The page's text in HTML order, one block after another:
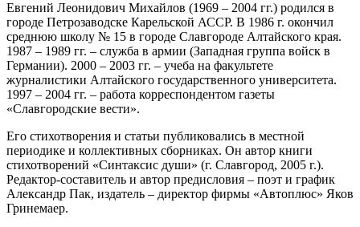
Евгений Леонидович Михайлов (1969 – 2004 гг.) родился в
городе Петрозаводске Карельской АССР. В 1986 г. окончил
среднюю школу № 15 в городе Славгороде Алтайского края.
1987 – 1989 гг. – служба в армии (Западная группа войск в
Германии). 2000 – 2003 гг. – учеба на факультете
журналистики Алтайского государственного университета.
1997 – 2004 гг. – работа корреспондентом газеты
«Славгородские вести».
Его стихотворения и статьи публиковались в местной
периодике и коллективных сборниках. Он автор книги
стихотворений «Синтаксис души» (г. Славгород, 2005 г.).
Редактор-составитель и автор предисловия – поэт и график
Александр Пак, издатель – директор фирмы «Автоплюс» Яков
Гринемаер.